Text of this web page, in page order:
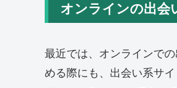
オンラインの出会
最近では、オンラインで
める際にも、出会い系サ